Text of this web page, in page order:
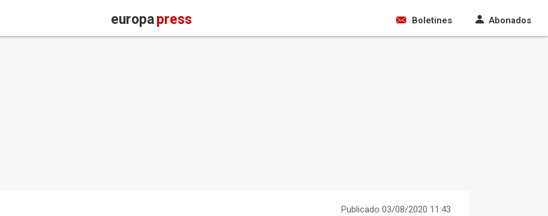
europapress Boletines Abonados
Publicado 03/08/2020 11:43